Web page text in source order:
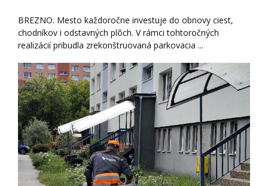
BREZNO. Mesto každoročne investuje do obnovy ciest,
chodníkov i odstavných plôch. V rámci tohtoročných
realizácií pribudla zrekonštruovaná parkovacia ...